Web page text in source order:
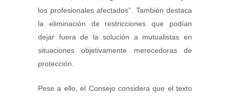
los profesionales afectados”. También destaca
la eliminación de restricciones que podían
dejar fuera de la solución a mutualistas en
situaciones objetivamente merecedoras de
protección.
Pese a ello, el Consejo considera que el texto